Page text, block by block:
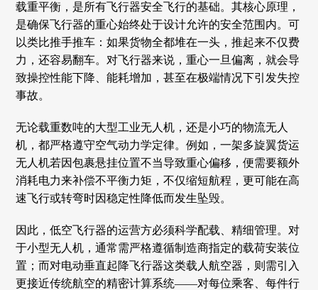
载重平衡，是所有飞行器安全飞行的基础。其核心原理，
是确保飞行器的重心始终处于设计允许的安全范围内。可
以类比推手推车：如果货物全都堆在一头，推起来不仅费
力，还容易翻车。对飞行器来说，重心一旦偏离，就会导
致操控性能下降、能耗增加，甚至在极端情况下引发失控
事故。
无论载重数吨的大型工业无人机，还是小巧的物流无人
机，都严格遵守空气动力学定律。例如，一架多旋翼货运
无人机若因包裹悬挂位置不当导致重心偏移，便需要额外
消耗电力来补偿不平衡力矩，不仅缩短航程，更可能在高
速飞行或转弯时因稳定性降低而发生坠毁。
因此，低空飞行器的运营方必须科学配载、精细管理。对
于小型无人机，通常需严格遵循制造商指定的载荷安装位
置；而对电动垂直起降飞行器这类载人航空器，则需引入
更接近传统航空的精密计算系统——对每位乘客、每件行